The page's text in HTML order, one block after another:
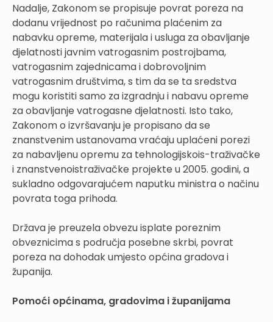
Nadalje, Zakonom se propisuje povrat poreza na
dodanu vrijednost po računima plaćenim za
nabavku opreme, materijala i usluga za obavljanje
djelatnosti javnim vatrogasnim postrojbama,
vatrogasnim zajednicama i dobrovoljnim
vatrogasnim društvima, s tim da se ta sredstva
mogu koristiti samo za izgradnju i nabavu opreme
za obavljanje vatrogasne djelatnosti. Isto tako,
Zakonom o izvršavanju je propisano da se
znanstvenim ustanovama vraćaju uplaćeni porezi
za nabavljenu opremu za tehnologijskois-traživačke
i znanstvenoistraživačke projekte u 2005. godini, a
sukladno odgovarajućem naputku ministra o načinu
povrata toga prihoda.
Država je preuzela obvezu isplate poreznim
obveznicima s područja posebne skrbi, povrat
poreza na dohodak umjesto općina gradova i
županija.
Pomoći općinama, gradovima i županijama